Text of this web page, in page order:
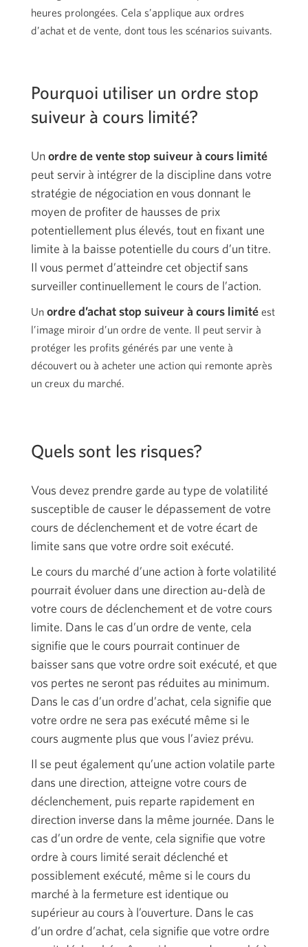
heures prolongées. Cela s’applique aux ordres
d’achat et de vente, dont tous les scénarios suivants.
Pourquoi utiliser un ordre stop
suiveur à cours limité?
Un ordre de vente stop suiveur à cours limité
peut servir à intégrer de la discipline dans votre
stratégie de négociation en vous donnant le
moyen de profiter de hausses de prix
potentiellement plus élevés, tout en fixant une
limite à la baisse potentielle du cours d’un titre.
Il vous permet d’atteindre cet objectif sans
surveiller continuellement le cours de l’action.
Un ordre d’achat stop suiveur à cours limité est
l’image miroir d’un ordre de vente. Il peut servir à
protéger les profits générés par une vente à
découvert ou à acheter une action qui remonte après
un creux du marché.
Quels sont les risques?
Vous devez prendre garde au type de volatilité
susceptible de causer le dépassement de votre
cours de déclenchement et de votre écart de
limite sans que votre ordre soit exécuté.
Le cours du marché d’une action à forte volatilité
pourrait évoluer dans une direction au-delà de
votre cours de déclenchement et de votre cours
limite. Dans le cas d’un ordre de vente, cela
signifie que le cours pourrait continuer de
baisser sans que votre ordre soit exécuté, et que
vos pertes ne seront pas réduites au minimum.
Dans le cas d’un ordre d’achat, cela signifie que
votre ordre ne sera pas exécuté même si le
cours augmente plus que vous l’aviez prévu.
Il se peut également qu’une action volatile parte
dans une direction, atteigne votre cours de
déclenchement, puis reparte rapidement en
direction inverse dans la même journée. Dans le
cas d’un ordre de vente, cela signifie que votre
ordre à cours limité serait déclenché et
possiblement exécuté, même si le cours du
marché à la fermeture est identique ou
supérieur au cours à l’ouverture. Dans le cas
d’un ordre d’achat, cela signifie que votre ordre